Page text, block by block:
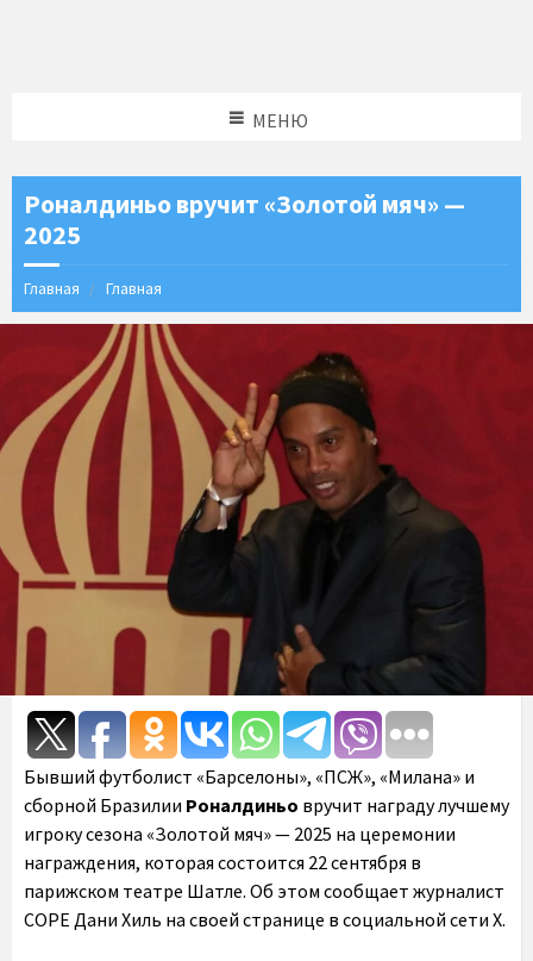
МЕНЮ
Роналдиньо вручит «Золотой мяч» —
2025
Главная Главная
Бывший футболист «Барселоны», «ПСЖ», «Милана» и
сборной Бразилии Роналдиньо вручит награду лучшему
игроку сезона «Золотой мяч» — 2025 на церемонии
награждения, которая состоится 22 сентября в
парижском театре Шатле. Об этом сообщает журналист
COPE Дани Хиль на своей странице в социальной сети X.